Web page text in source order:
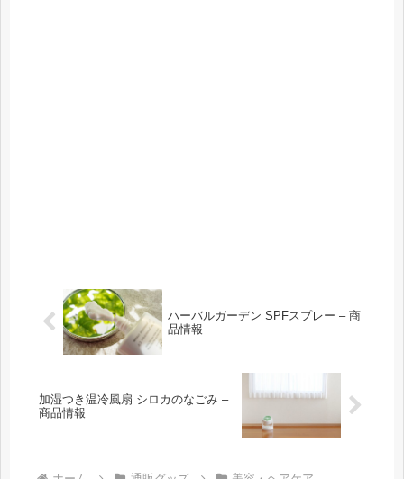
ハーバルガーデン SPFスプレー – 商
品情報
加湿つき温冷風扇 シロカのなごみ –
商品情報